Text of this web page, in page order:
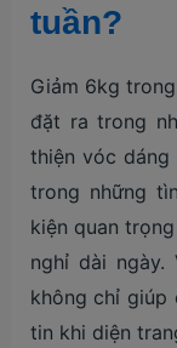
tuần?
Giảm 6kg
đặt ra trong
thiện vóc
trong những
kiện quan
nghỉ dài
không chỉ giúp
tin khi diện